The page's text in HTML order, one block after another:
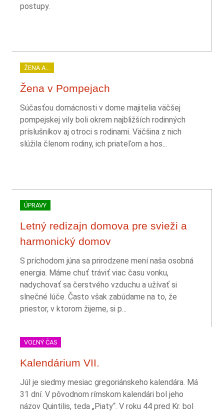
postupy.
ŽENA A...
Žena v Pompejach
Súčasťou domácnosti v dome majitelia väčšej
pompejskej vily boli okrem najbližších rodinných
príslušníkov aj otroci s rodinami. Väčšina z nich
slúžila členom rodiny, ich priateľom a hos...
ÚPRAVY
Letný redizajn domova pre svieži a
harmonický domov
S príchodom júna sa prirodzene mení naša osobná
energia. Máme chuť tráviť viac času vonku,
nadychovať sa čerstvého vzduchu a užívať si
slnečné lúče. Často však zabúdame na to, že
priestor, v ktorom žijeme, si p...
VOĽNÝ ČAS
Kalendárium VII.
Júl je siedmy mesiac gregoriánskeho kalendára. Má
31 dní. V pôvodnom rímskom kalendári bol jeho
názov Quintilis, teda „Piaty“. V roku 44 pred Kr. bol